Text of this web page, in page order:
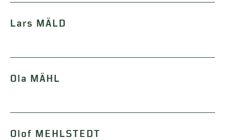
Lars MÄLD
Ola MÄHL
Olof MEHLSTEDT